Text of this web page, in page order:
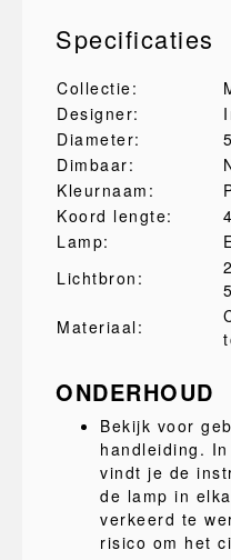
Specificaties
Collectie:
Designer:
Diameter:
Dimbaar:
Kleurnaam:
Koord lengte:
Lamp:
Lichtbron:
Materiaal:
ONDERHOUD
Bekijk voor
handleiding.
vindt je de
de lamp in
verkeerd te
risico om het